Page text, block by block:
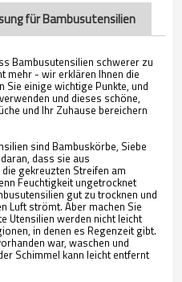
für Bambusutensilien
Bambusutensilien schwerer zu
mehr - wir erklären Ihnen die
Sie einige wichtige Punkte, und
und dieses schöne,
und Ihr Zuhause bereichern
sind Bambuskörbe, Siebe
dass sie aus
gekreuzten Streifen am
Feuchtigkeit ungetrocknet
gut zu trocknen und
Luft strömt. Aber machen Sie
Utensilien werden nicht leicht
in denen es Regenzeit gibt.
war, waschen und
Schimmel kann leicht entfernt